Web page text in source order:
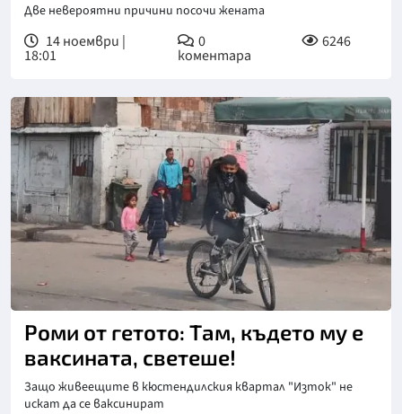
Две невероятни причини посочи жената
14 ноември |
18:01
0
коментара
6246
Роми от гетото: Там, където му е
ваксината, светеше!
Защо живеещите в кюстендилския квартал "Изток" не
искат да се ваксинират